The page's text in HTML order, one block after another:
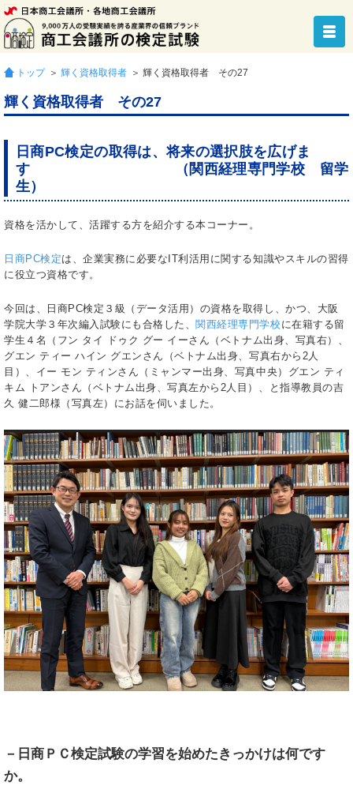
トップ ＞ 輝く資格取得者 ＞ 輝く資格取得者 その27
輝く資格取得者 その27
日商PC検定の取得は、将来の選択肢を広げま
す
（関西経理専門学校 留学
生）
資格を活かして、活躍する方を紹介する本コーナー。
日商PC検定は、企業実務に必要なIT利活用に関する知識やスキルの習得
に役立つ資格です。
今回は、日商PC検定３級（データ活用）の資格を取得し、かつ、大阪
学院大学３年次編入試験にも合格した、 関西経理専門学校 に在籍する留
学生４名（フン タイ ドゥク グー イーさん（ベトナム出身、写真右）、
グエン ティー ハイン グエンさん（ベトナム出身、写真右から2人
目）、イー モン ティンさん（ミャンマー出身、写真中央）グエン ティ
キム トアンさん（ベトナム出身、写真左から2人目）、と指導教員の吉
久 健二郎様（写真左）にお話を伺いました。
－ 日商ＰＣ検定試験の学習を始めたきっかけは何です
か。